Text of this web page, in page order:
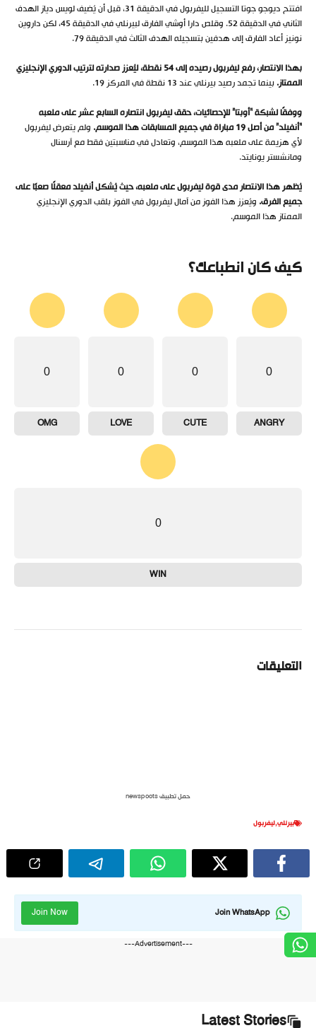
افتتح ديوجو جوتا التسجيل لليفربول في الدقيقة 31، قبل أن يُضيف لويس دياز الهدف
الثاني في الدقيقة 52. وقلص دارا أوشي الفارق لبيرنلي في الدقيقة 45، لكن داروين
نونيز أعاد الفارق إلى هدفين بتسجيله الهدف الثالث في الدقيقة 79.
بهذا الانتصار، رفع ليفربول رصيده إلى 54 نقطة، ليُعزز صدارته لترتيب الدوري الإنجليزي
الممتاز.بينما تجمد رصيد بيرنلي عند 13 نقطة في المركز 19.
ووفقًا لشبكة “أوبتا” للإحصائيات، حقق ليفربول انتصاره السابع عشر على ملعبه
“أنفيلد” من أصل 19 مباراة في جميع المسابقات هذا الموسم.
ولم يتعرض ليفربول
لأي هزيمة على ملعبه هذا الموسم، وتعادل في مناسبتين فقط مع آرسنال
ومانشستر يونايتد.
يُظهر هذا الانتصار مدى قوة ليفربول على ملعبه، حيث يُشكل أنفيلد معقلًا صعبًا على
جميع الفرق. ويُعزز هذا الفوز من آمال ليفربول في الفوز بلقب الدوري الإنجليزي
الممتاز هذا الموسم.
كيف كان انطباعك؟
0
ANGRY
0
CUTE
0
LOVE
0
OMG
0
WIN
التعليقات
حمل تطبيق newspoots
بيرنلي,ليفربول
Join WhatsApp
Join Now
---Advertisement---
Latest Stories